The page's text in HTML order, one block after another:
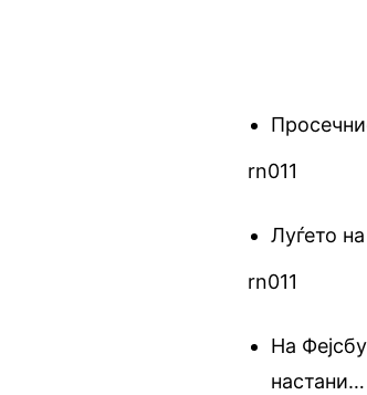
rn011
Луѓето
rn011
На
настани…